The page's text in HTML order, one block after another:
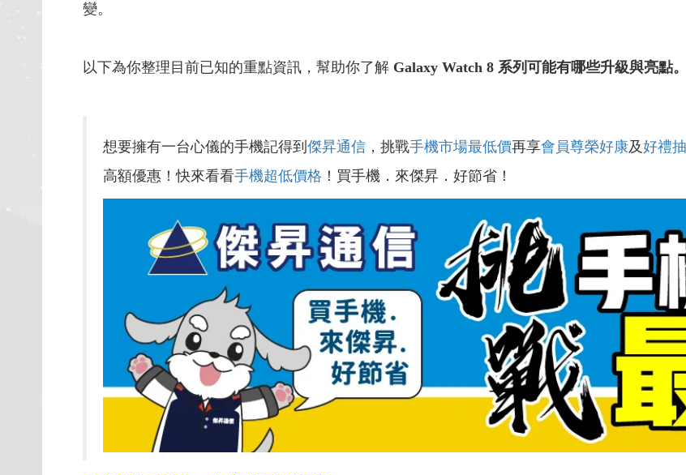
變。
以下為你整理目前已知的重點資訊，幫助你了解 Galaxy Watch 8 系列可能有哪些升級與亮點。
想要擁有一台心儀的手機記得到 傑昇通信 ，挑戰手機市場最低價再享會員尊榮好康及好禮
高額優惠！快來看看手機超低價格 ！買手機．來傑昇．好節省！